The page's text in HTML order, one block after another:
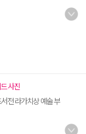
사진
전 라가치상 예술 부